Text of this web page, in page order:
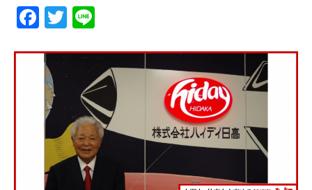
F
a
c
e
b
o
o
k
T
w
itt
er
e